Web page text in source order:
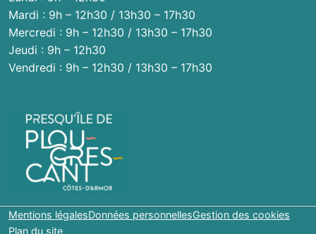
Mardi : 9h – 12h30 / 13h30 – 17h30
Mercredi : 9h – 12h30 / 13h30 – 17h30
Jeudi : 9h – 12h30
Vendredi : 9h – 12h30 / 13h30 – 17h30
Mentions légalesDonnées personnellesGestion des cookies
Plan du site